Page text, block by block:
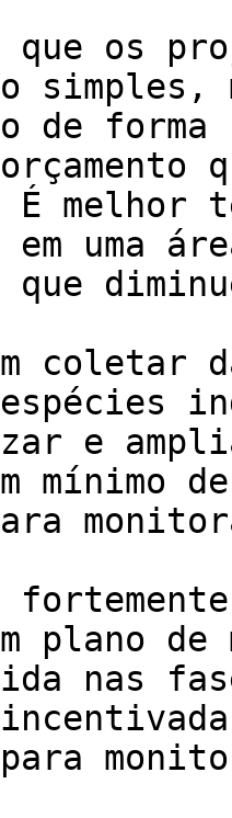
que os
de forma
É melhor
uma
que
coletar
e
mínimo
plano
nas